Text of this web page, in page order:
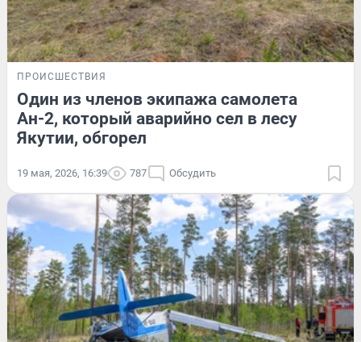
ПРОИСШЕСТВИЯ
Один из членов экипажа самолета
Ан-2, который аварийно сел в лесу
Якутии, обгорел
19 мая, 2026, 16:39 787 Обсудить